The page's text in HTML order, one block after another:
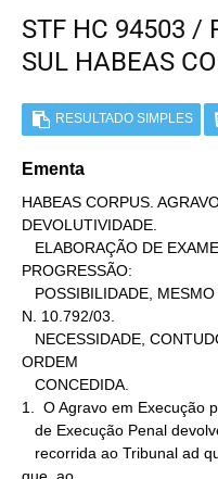
STF HC 94503 /
SUL HABEAS
RESULTADO SIMPLES
Ementa
HABEAS CORPUS.
DEVOLUTIVIDADE.
PROGRESSÃO:
N. 10.792/03.
ORDEM
1.  O Agravo em Execução